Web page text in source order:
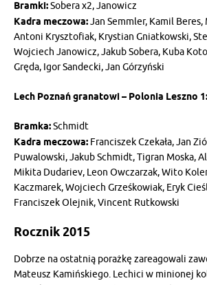
Bramki:Sobera x2, Janowicz
Kadra meczowa:Jan Semmler, Kamil
Antoni Krysztofiak, Krystian Gniatkowski,
Wojciech Janowicz, Jakub Sobera, Kuba
Gręda, Igor Sandecki, Jan Górzyński
Lech Poznań granatowi – Polonia Leszno
Bramka:Schmidt
Kadra meczowa: Franciszek Czekała, Jan
Puwalowski, Jakub Schmidt, Tigran Moska,
Mikita Dudariev, Leon Owczarzak, Wito
Kaczmarek, Wojciech Grześkowiak, Eryk
Franciszek Olejnik, Vincent Rutkowski
Rocznik 2015
Dobrze na ostatnią porażkę zareagowali
Mateusz Kamińskiego. Lechici w minionej